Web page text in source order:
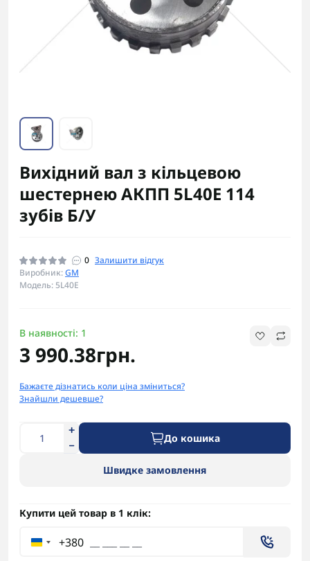
Вихідний вал з кільцевою
шестернею АКПП 5L40E 114
зубів Б/У
0 Залишити відгук
Виробник:GM
Модель: 5L40E
В наявності: 1
3 990.38грн.
Бажаєте дізнатись коли ціна зміниться?
Знайшли дешевше?
До кошика
Швидке замовлення
Купити цей товар в 1 клік:
+380